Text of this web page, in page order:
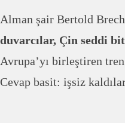
Alman şair Bertold
duvarcılar, Çin seddi
Avrupa’yı birleştiren
Cevap basit: işsiz